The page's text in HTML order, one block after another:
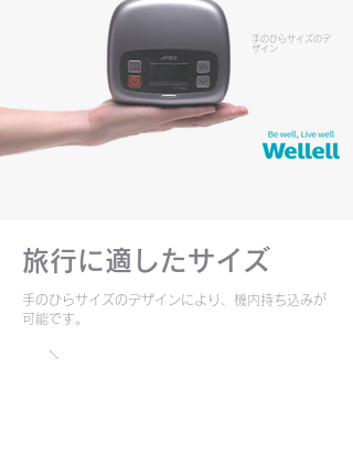
​手のひらサイズのデ
ザイン
旅行に適したサイズ
手のひらサイズのデザインにより、機内持ち込みが
可能です。